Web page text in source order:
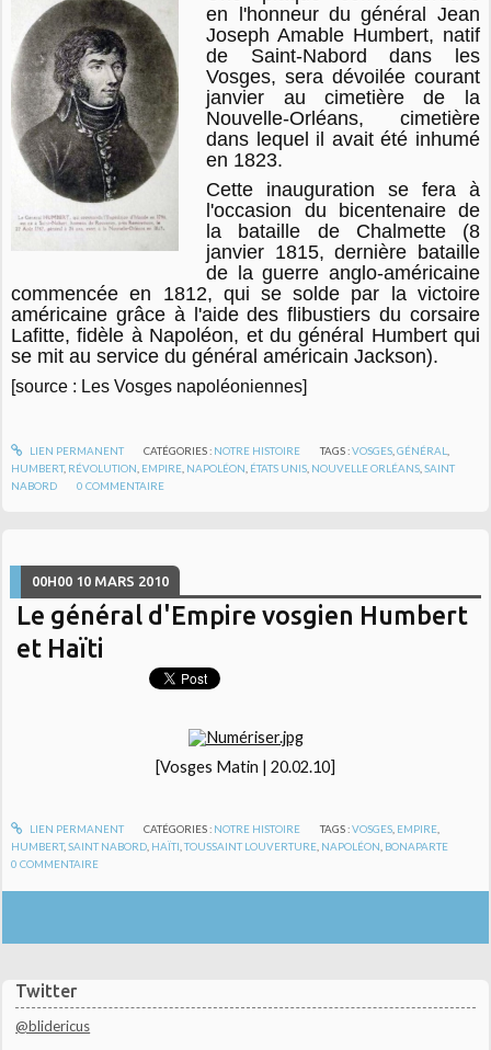
Twitter
@blidericus
en l'honneur du général Jean
Joseph Amable Humbert, natif
de Saint-Nabord dans les
Vosges, sera dévoilée courant
janvier au cimetière de la
Nouvelle-Orléans, cimetière
dans lequel il avait été inhumé
en 1823.
Cette inauguration se fera à
l'occasion du bicentenaire de
la bataille de Chalmette (8
janvier 1815, dernière bataille
de la guerre anglo-américaine
commencée en 1812, qui se solde par la victoire
américaine grâce à l'aide des flibustiers du corsaire
Lafitte, fidèle à Napoléon, et du général Humbert qui
se mit au service du général américain Jackson).
[source : Les Vosges napoléoniennes]
LIEN PERMANENT CATÉGORIES : NOTRE HISTOIRE TAGS :VOSGES ,GÉNÉRAL
HUMBERT, RÉVOLUTION EMPIRE NAPOLÉON ÉTATS UNIS NOUVELLE ORLÉANS ,SAINT
NABORD
0 COMMENTAIRE
00H00 10 MARS 2010
Le général d'Empire vosgien Humbert
et Haïti
[Vosges Matin | 20.02.10]
LIEN PERMANENT CATÉGORIES : NOTRE HISTOIRE TAGS :VOSGES EMPIRE
HUMBERT,SAINT NABORD HAÏTI ,TOUSSAINT LOUVERTURE NAPOLÉON BONAPARTE
0 COMMENTAIRE